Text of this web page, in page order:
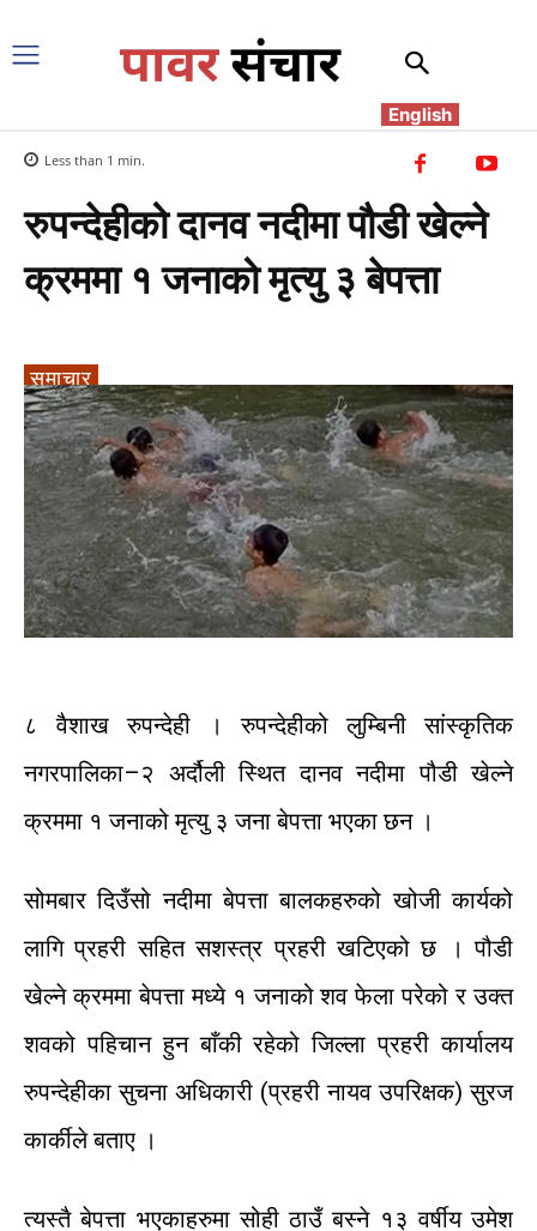
English
Less than 1 min.
रुपन्देहीको दानव नदीमा पौडी खेल्ने
क्रममा १ जनाको मृत्यु ३ बेपत्ता
समाचार
८ वैशाख रुपन्देही । रुपन्देहीको लुम्बिनी
सांस्कृतिक
नगरपालिका–२ अर्दौली स्थित दानव नदीमा पौडी खेल्ने
क्रममा १ जनाको मृत्यु ३ जना बेपत्ता भएका छन ।
सोमबार दिउँसो नदीमा बेपत्ता बालकहरुको खोजी कार्यको
लागि प्रहरी सहित सशस्त्र प्रहरी खटिएको छ । पौडी
खेल्ने क्रममा बेपत्तामध्ये १ जनाको शव फेला परेको र उक्त
शवको पहिचान हुन बाँकी रहेको जिल्ला प्रहरी कार्यालय
रुपन्देहीका सुचना अधिकारी (प्रहरीनायव उपरिक्षक)सुरज
कार्कीले बताए ।
त्यस्तै बेपत्ता भएकाहरुमा सोही ठाउँ बस्ने १३ वर्षीय उमेश